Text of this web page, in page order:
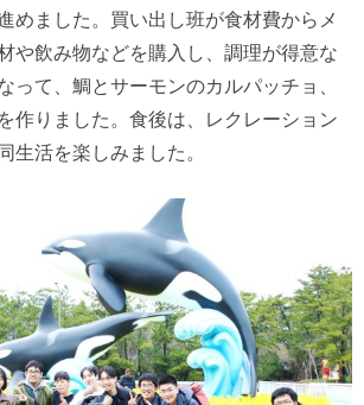
めました。買い出し班が食材費からメ
や飲み物などを購入し、調理が得意な
って、鯛とサーモンのカルパッチョ、
作りました。食後は、レクレーション
生活を楽しみました。